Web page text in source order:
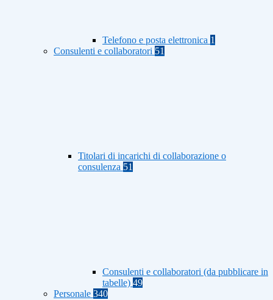
Telefono e posta elettronica 1
Consulenti e collaboratori 51
Titolari di incarichi di collaborazione o
consulenza 51
Consulenti e collaboratori (da pubblicare in
tabelle) 49
Personale 340